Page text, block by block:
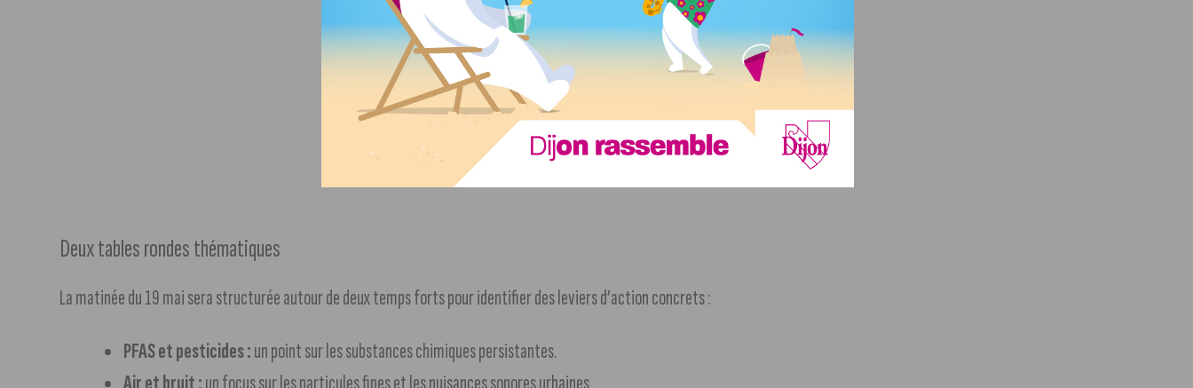
Deux tables rondes thématiques
La matinée du 19 mai sera structurée autour de deux temps forts pour identifier des leviers d’action concrets :
PFAS et pesticides :un point sur les substances chimiques persistantes.